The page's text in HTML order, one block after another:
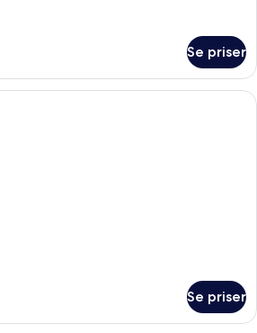
Se priser
Skrivebord, strykejern/-brett,
Se priser